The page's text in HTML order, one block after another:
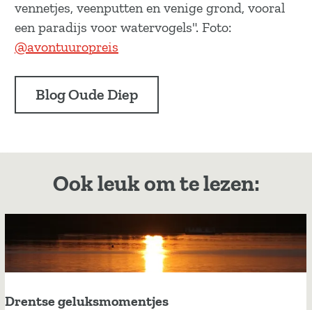
vennetjes, veenputten en venige grond, vooral
een paradijs voor watervogels". Foto:
@avontuuropreis
Blog Oude Diep
Ook leuk om te lezen:
Drentse geluksmomentjes